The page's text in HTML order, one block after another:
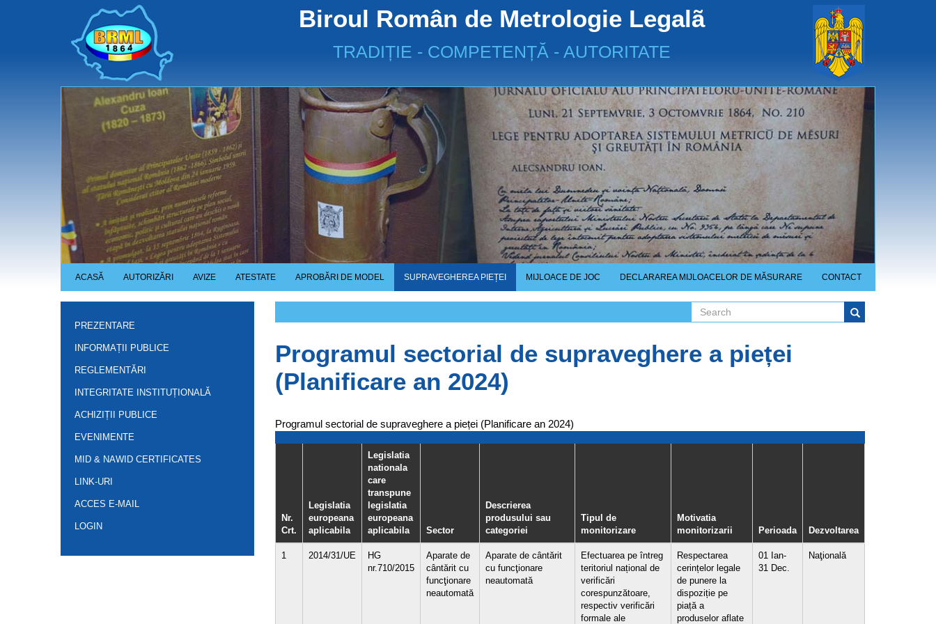
Biroul Român de Metrologie Legalã
TRADIȚIE - COMPETENȚĂ - AUTORITATE
ACASĂ AUTORIZĂRI AVIZE ATESTATE APROBĂRI DE MODEL SUPRAVEGHEREA PIEȚEI MIJLOACE DE JOC DECLARAREA MIJLOACELOR DE MĂSURARE CONTACT
PREZENTARE
INFORMAȚII PUBLICE
REGLEMENTĂRI
INTEGRITATE INSTITUȚIONALĂ
ACHIZIȚII PUBLICE
EVENIMENTE
MID & NAWID CERTIFICATES
LINK-URI
ACCES E-MAIL
LOGIN
Search form
Programul sectorial de supraveghere a pieței
(Planificare an 2024)
Programul sectorial de supraveghere a pieței (Planificare an 2024)
Nr.
Crt.
Legislatia
europeana
aplicabila
Legislatia
nationala
care
transpune
legislatia
europeana
aplicabila
Sector
Descrierea
produsului sau
categoriei
Tipul de
monitorizare
Motivatia
monitorizarii
Perioada Dezvoltarea
1 2014/31/UE
HG
nr.710/2015
Aparate de
cântărit cu
funcţionare
neautomată
Aparate de cântărit
cu funcţionare
neautomată
Efectuarea pe întreg
teritoriul național de
verificări
corespunzătoare,
respectiv verificări
formale ale
Respectarea
cerințelor legale
de punere la
dispoziție pe
piață a
produselor aflate
01 Ian-
31 Dec.
Naţională